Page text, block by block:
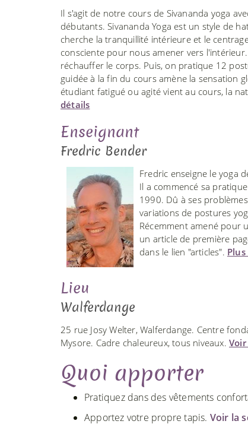
Il s'agit de notre cours de Sivananda yoga
débutants. Sivananda Yoga est un style de
cherche la tranquillité intérieure et le
consciente pour nous amener vers
réchauffer le corps. Puis, on pratique 12
guidée à la fin du cours amène la sensation
étudiant fatigué ou agité vient au cours, la
détails
Enseignant
Fredric Bender
Fredric enseigne le yoga
Il a commencé sa
1990. Dû à ses
variations de postures
Récemment amené pour
un article de première
dans le lien "articles".
Lieu
Walferdange
25 rue Josy Welter, Walferdange. Centre
Mysore. Cadre chaleureux, tous niveaux.
Quoi apporter
Pratiquez dans des vêtements
Apportez votre propre tapis. Voir la